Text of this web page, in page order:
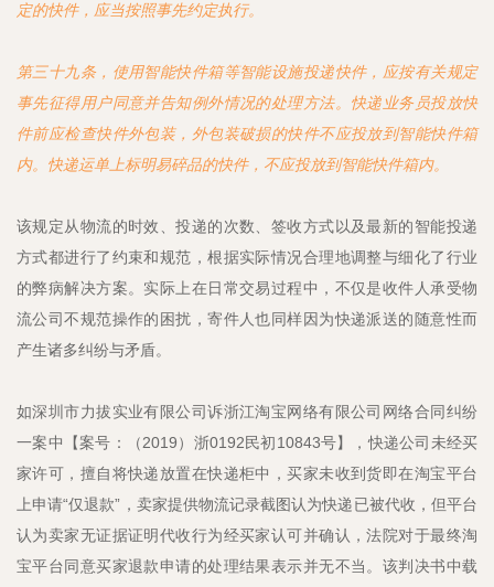
定的快件，应当按照事先约定执行。
第三十九条，使用智能快件箱等智能设施投递快件，应按有关规定
事先征得用户同意并告知例外情况的处理方法。快递业务员投放快
件前应检查快件外包装，外包装破损的快件不应投放到智能快件箱
内。快递运单上标明易碎品的快件，不应投放到智能快件箱内。
该规定从物流的时效、投递的次数、签收方式以及最新的智能投递
方式都进行了约束和规范，根据实际情况合理地调整与细化了行业
的弊病解决方案。实际上在日常交易过程中，不仅是收件人承受物
流公司不规范操作的困扰，寄件人也同样因为快递派送的随意性而
产生诸多纠纷与矛盾。
如深圳市力拔实业有限公司诉浙江淘宝网络有限公司网络合同纠纷
一案中【案号：（2019）浙0192民初10843号】，快递公司未经买
家许可，擅自将快递放置在快递柜中，买家未收到货即在淘宝平台
上申请“仅退款”，卖家提供物流记录截图认为快递已被代收，但平台
认为卖家无证据证明代收行为经买家认可并确认，法院对于最终淘
宝平台同意买家退款申请的处理结果表示并无不当。该判决书中载